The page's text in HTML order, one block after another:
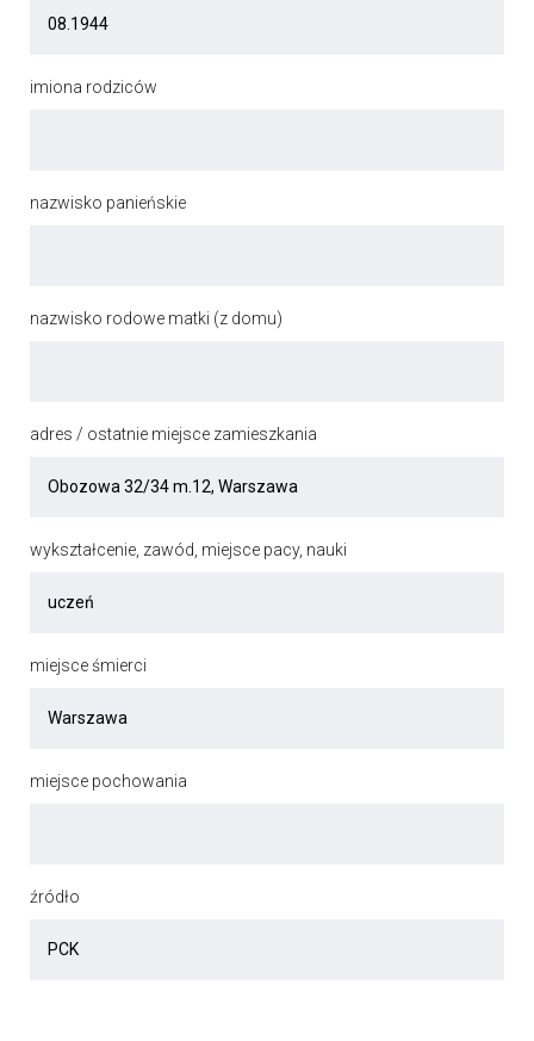
imiona rodziców
nazwisko panieńskie
nazwisko rodowe matki (z domu)
adres / ostatnie miejsce zamieszkania
wykształcenie, zawód, miejsce pacy, nauki
miejsce śmierci
miejsce pochowania
źródło